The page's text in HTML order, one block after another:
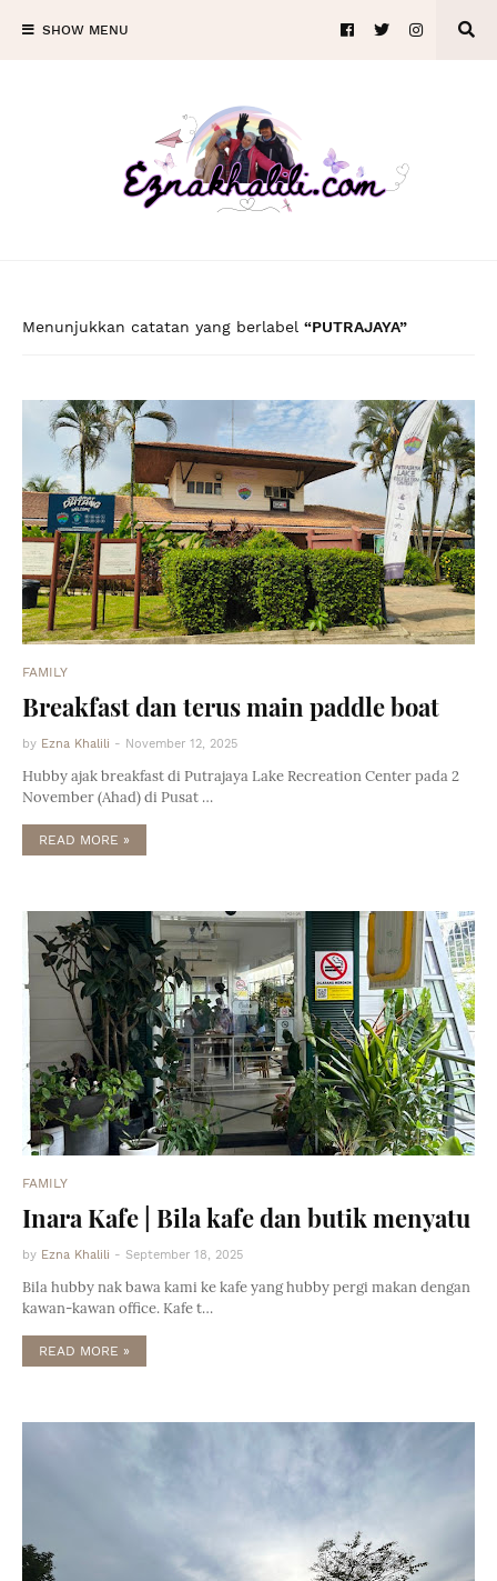
SHOW MENU
Menunjukkan catatan yang berlabel PUTRAJAYA
FAMILY
Breakfast dan terus main paddle boat
by Ezna Khalili - November 12, 2025
Hubby ajak breakfast di Putrajaya Lake Recreation Center pada 2
November (Ahad) di Pusat …
READ MORE »
FAMILY
Inara Kafe | Bila kafe dan butik menyatu
by Ezna Khalili - September 18, 2025
Bila hubby nak bawa kami ke kafe yang hubby pergi makan dengan
kawan-kawan office. Kafe t…
READ MORE »